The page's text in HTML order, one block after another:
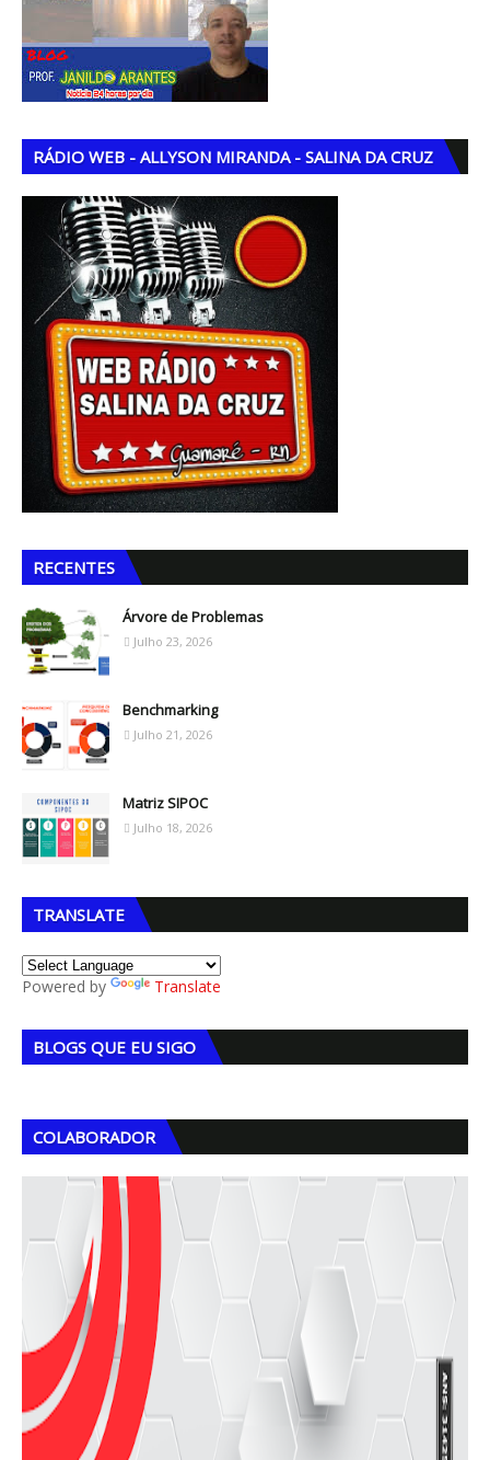
RÁDIO WEB - ALLYSON MIRANDA - SALINA DA CRUZ
RECENTES
Árvore de Problemas
Julho 23, 2026
Benchmarking
Julho 21, 2026
Matriz SIPOC
Julho 18, 2026
TRANSLATE
Powered by Translate
BLOGS QUE EU SIGO
COLABORADOR